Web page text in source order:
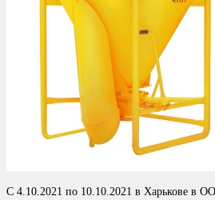
С 4.10.2021 по 10.10.2021 в Харькове в